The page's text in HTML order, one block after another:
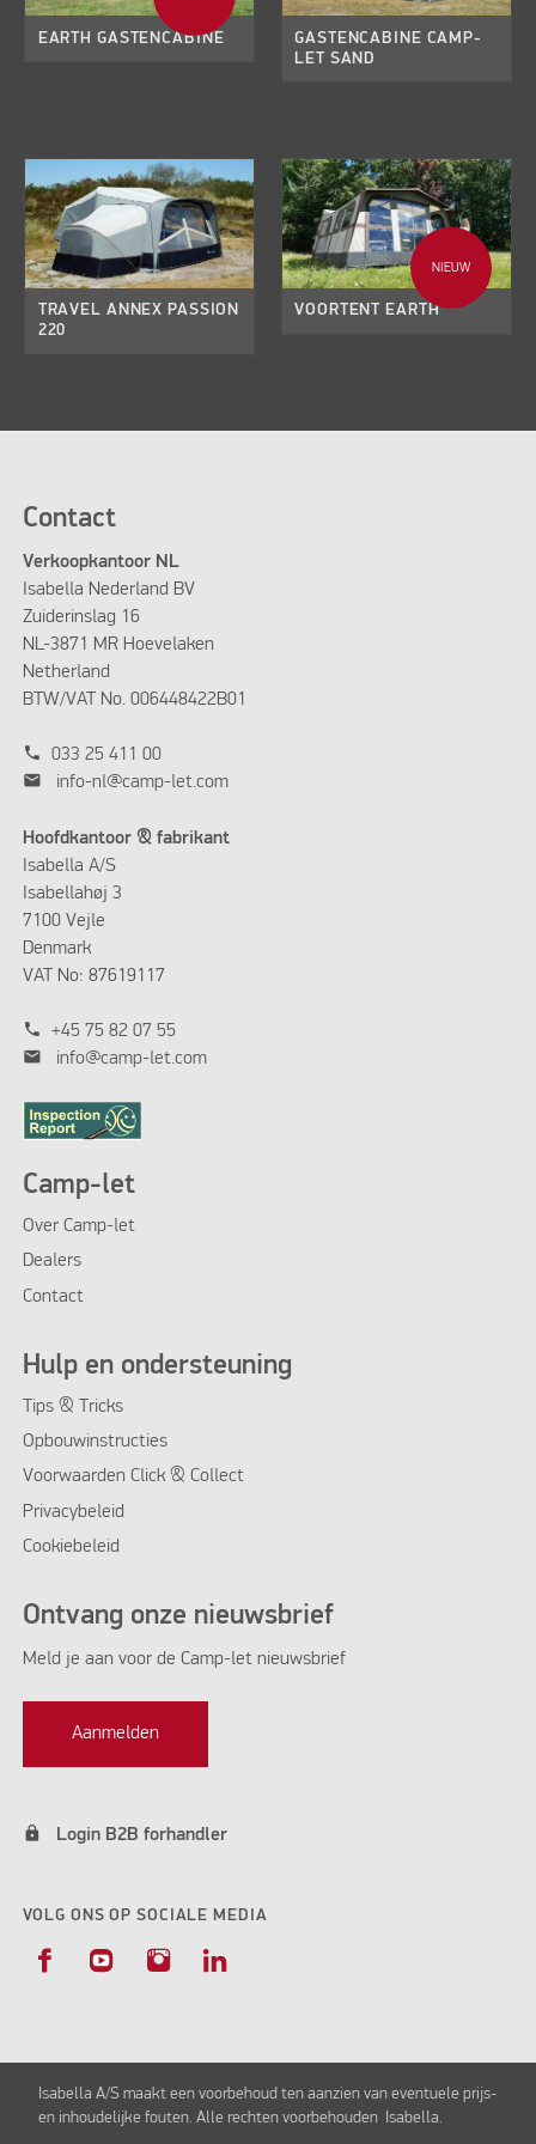
EARTH GASTENCABINE
GASTENCABINE CAMP-
LET SAND
TRAVEL ANNEX PASSION
220
NIEUW
VOORTENT EARTH
Contact
Verkoopkantoor NL
Isabella Nederland BV
Zuiderinslag 16
NL-3871 MR Hoevelaken
Netherland
BTW/VAT No. 006448422B01
phone 033 25 411 00
mail info-nl@camp-let.com
Hoofdkantoor & fabrikant
Isabella A/S
Isabellahøj 3
7100 Vejle
Denmark
VAT No: 87619117
phone +45 75 82 07 55
mail info@camp-let.com
Camp-let
Over Camp-let
Dealers
Contact
Hulp en ondersteuning
Tips & Tricks
Opbouwinstructies
Voorwaarden Click & Collect
Privacybeleid
Cookiebeleid
Ontvang onze nieuwsbrief
Meld je aan voor de Camp-let nieuwsbrief
Aanmelden
lock Login B2B forhandler
VOLG ONS OP SOCIALE MEDIA
Isabella A/S maakt een voorbehoud ten aanzien van eventuele prijs-
en inhoudelijke fouten. Alle rechten voorbehouden Isabella.